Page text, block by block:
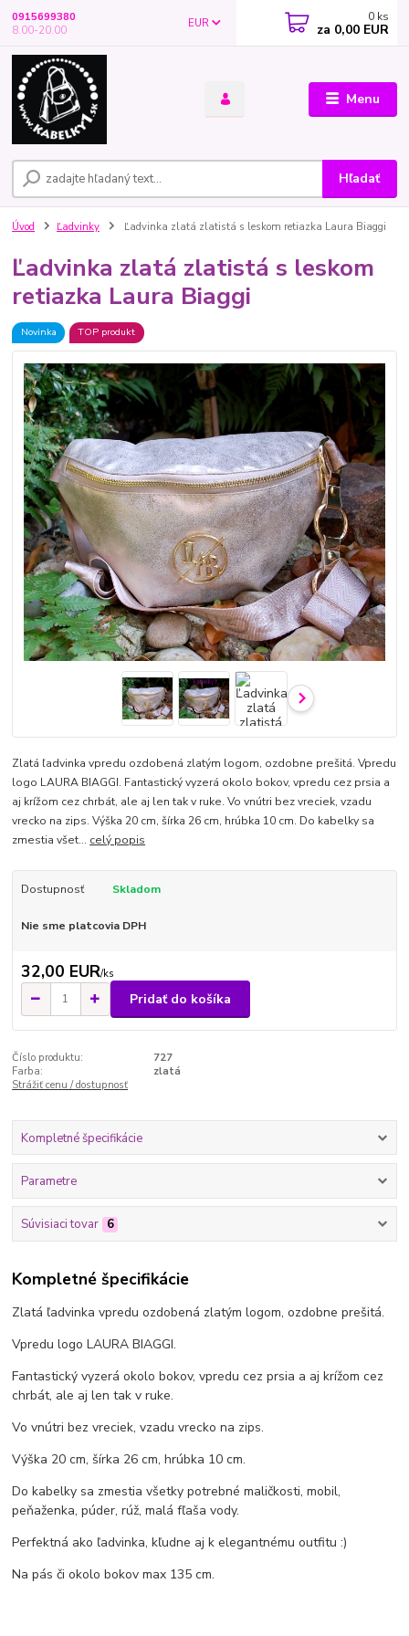
Menu
EUR
Hľadať
0915699380
8.00-20.00
0 ks
za 0,00 EUR
Úvod Ľadvinky Ľadvinka zlatá zlatistá s leskom retiazka Laura Biaggi
Ľadvinka zlatá zlatistá s leskom
retiazka Laura Biaggi
Novinka TOP produkt
Zlatá ľadvinka vpredu ozdobená zlatým logom, ozdobne prešitá. Vpredu
logo LAURA BIAGGI. Fantastický vyzerá okolo bokov, vpredu cez prsia a
aj krížom cez chrbát, ale aj len tak v ruke. Vo vnútri bez vreciek, vzadu
vrecko na zips. Výška 20 cm, šírka 26 cm, hrúbka 10 cm. Do kabelky sa
zmestia všet... celý popis
Dostupnosť Skladom
Nie sme platcovia DPH
32,00 EUR/ks
Pridať do košíka
Číslo produktu:
727
Farba:
zlatá
Strážiť cenu / dostupnosť
Kompletné špecifikácie
Parametre
Súvisiaci tovar 6
Kompletné špecifikácie
Zlatá ľadvinka vpredu ozdobená zlatým logom, ozdobne prešitá.
Vpredu logo LAURA BIAGGI.
Fantastický vyzerá okolo bokov, vpredu cez prsia a aj krížom cez
chrbát, ale aj len tak v ruke.
Vo vnútri bez vreciek, vzadu vrecko na zips.
Výška 20 cm, šírka 26 cm, hrúbka 10 cm.
Do kabelky sa zmestia všetky potrebné maličkosti, mobil,
peňaženka, púder, rúž, malá fľaša vody.
Perfektná ako ľadvinka, kľudne aj k elegantnému outfitu :)
Na pás či okolo bokov max 135 cm.